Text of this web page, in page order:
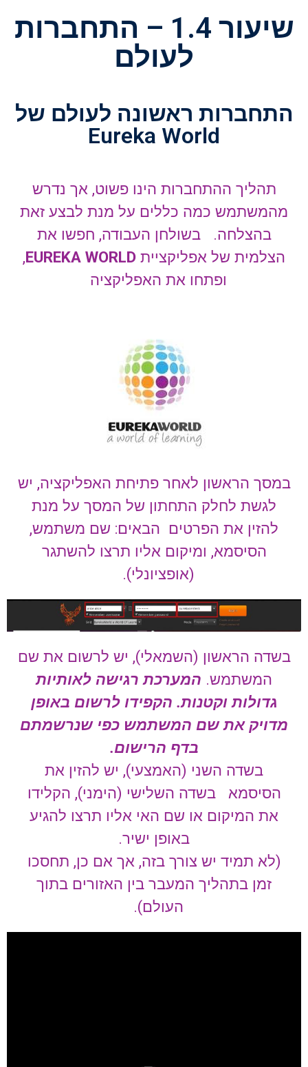
שיעור 1.4 – התחברות
לעולם
התחברות ראשונה לעולם של
Eureka World
תהליך ההתחברות הינו פשוט, אך נדרש
מהמשתמש כמה כללים על מנת לבצע זאת
בהצלחה. בשולחן העבודה, חפשו את
הצלמית של אפליקציית EUREKA WORLD
,
ופתחו את האפליקציה
במסך הראשון לאחר פתיחת האפליקציה, יש
לגשת לחלק התחתון של המסך על מנת
להזין את הפרטים הבאים: שם משתמש,
הסיסמא, ומיקום אליו תרצו להשתגר
(אופציונלי).
בשדה הראשון (השמאלי), יש לרשום את שם
המשתמש. המערכת רגישה לאותיות
גדולות וקטנות. הקפידו לרשום באופן
מדויק את שם המשתמש כפי שנרשמתם
בדף הרישום.
בשדה השני (האמצעי), יש להזין את
הסיסמא בשדה השלישי (הימני), הקלידו
את המיקום או שם האי אליו תרצו להגיע
באופן ישיר.
(לא תמיד יש צורך בזה, אך אם כן, תחסכו
זמן בתהליך המעבר בין האזורים בתוך
העולם).